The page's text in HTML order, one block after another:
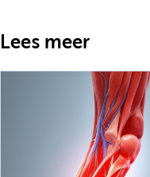
Lees meer